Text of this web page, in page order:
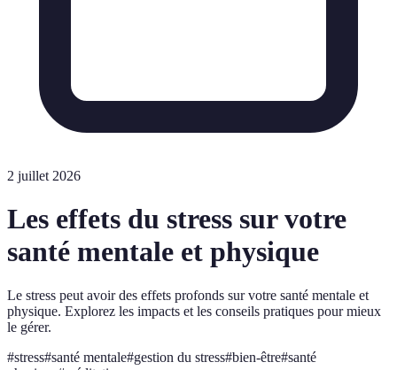
2 juillet 2026
Les effets du stress sur votre
santé mentale et physique
Le stress peut avoir des effets profonds sur votre santé mentale et
physique. Explorez les impacts et les conseils pratiques pour mieux
le gérer.
#stress#santé mentale#gestion du stress#bien-être#santé